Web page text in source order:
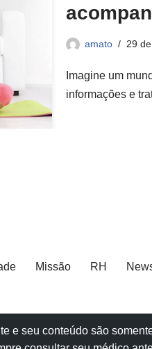
amato 29
Imagine um
informações e
Missão RH
e seu conteúdo são